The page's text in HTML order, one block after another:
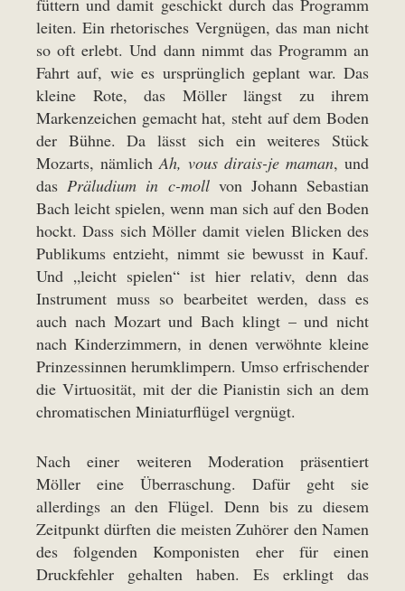
leiten. Ein rhetorisches Vergnügen, das man nicht
so oft erlebt. Und dann nimmt das Programm an
Fahrt auf, wie es ursprünglich geplant war. Das
kleine Rote, das Möller längst zu ihrem
Markenzeichen gemacht hat, steht auf dem Boden
der Bühne. Da lässt sich ein weiteres Stück
Mozarts, nämlich Ah, vous dirais-je maman, und
das Präludium in c-mollvon Johann Sebastian
Bach leicht spielen, wenn man sich auf den Boden
hockt. Dass sich Möller damit vielen Blicken des
Publikums entzieht, nimmt sie bewusst in Kauf.
Und „leicht spielen“ ist hier relativ, denn das
Instrument muss so bearbeitet werden, dass es
auch nach Mozart und Bach klingt – und nicht
nach Kinderzimmern, in denen verwöhnte kleine
Prinzessinnen herumklimpern. Umso erfrischender
die Virtuosität, mit der die Pianistin sich an dem
chromatischen Miniaturflügel vergnügt.
Nach einer weiteren Moderation präsentiert
Möller eine Überraschung. Dafür geht sie
allerdings an den Flügel. Denn bis zu diesem
Zeitpunkt dürften die meisten Zuhörer den Namen
des folgenden Komponisten eher für einen
Druckfehler gehalten haben. Es erklingt das